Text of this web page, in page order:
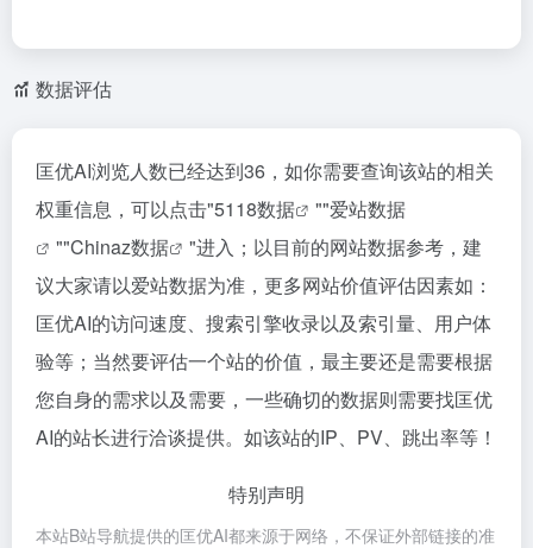
数据评估
匡优AI浏览人数已经达到36，如你需要查询该站的相关
权重信息，可以点击"5118数据 ""爱站数据
""Chinaz数据
"进入；以目前的网站数据参考，建
议大家请以爱站数据为准，更多网站价值评估因素如：
匡优AI的访问速度、搜索引擎收录以及索引量、用户体
验等；当然要评估一个站的价值，最主要还是需要根据
您自身的需求以及需要，一些确切的数据则需要找匡优
AI的站长进行洽谈提供。如该站的IP、PV、跳出率等！
特别声明
本站B站导航提供的匡优AI都来源于网络，不保证外部链接的准